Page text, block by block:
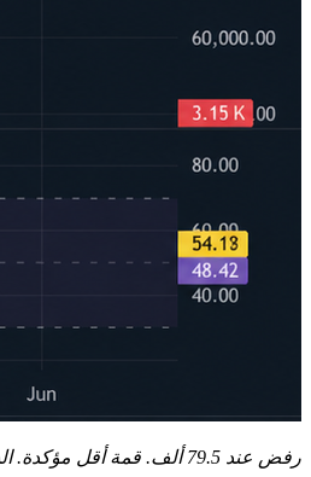
رفض عند 79.5 ألف. قمة أقل مؤكدة. الدببة يسيطرون. 69 ألف هو التالي.